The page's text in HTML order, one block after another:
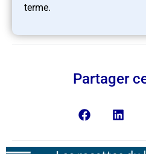
terme.
Partager